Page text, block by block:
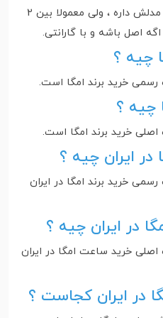
ساعت های omega بستگی به مدلش داره ، ولی معمولا بین 2
اصل باشه و با گارانتی.
چیه ؟
خرید برند امگا است.
چیه ؟
خرید برند امگا است.
ایران چیه ؟
خرید برند امگا در ایران
در ایران چیه ؟
خرید ساعت امگا در ایران
در ایران کجاست ؟